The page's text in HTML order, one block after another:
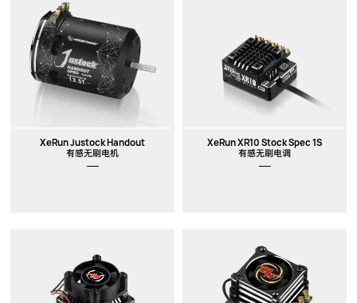
XeRun Justock Handout
有感无刷电机
XeRun XR10 Stock Spec 1S
有感无刷电调